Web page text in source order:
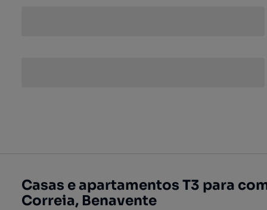
Casas e apartamentos T3 para
Correia, Benavente